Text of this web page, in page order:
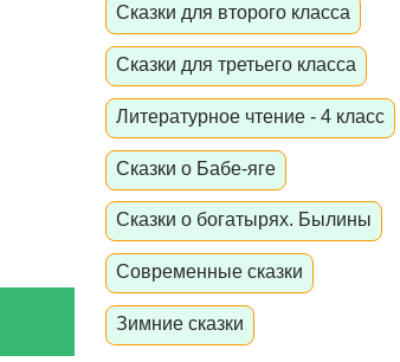
Сказки для второго класса
Сказки для третьего класса
Литературное чтение - 4 класс
Сказки о Бабе-яге
Сказки о богатырях. Былины
Современные сказки
Зимние сказки